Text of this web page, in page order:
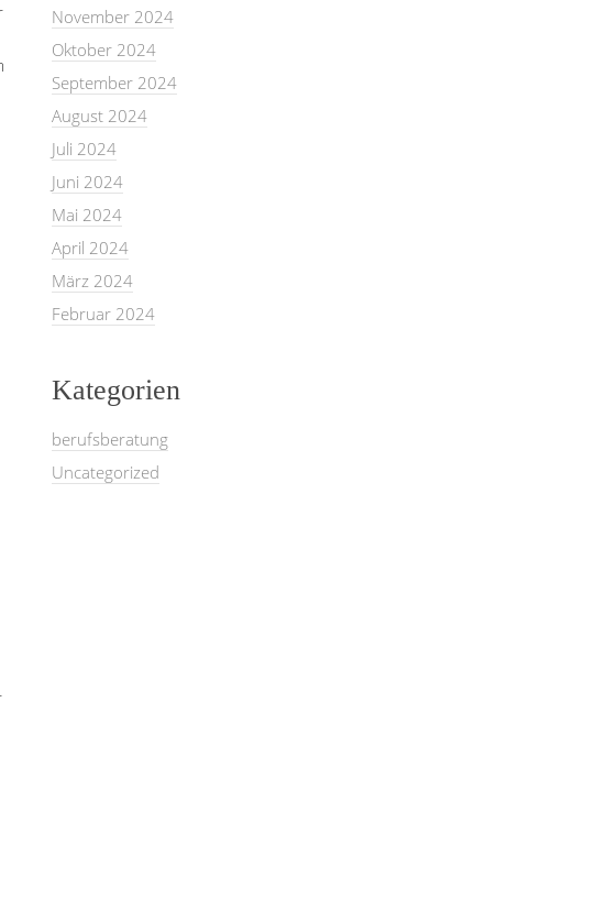
November 2024
Oktober 2024
September 2024
August 2024
Juli 2024
Juni 2024
Mai 2024
April 2024
März 2024
Februar 2024
Kategorien
berufsberatung
Uncategorized